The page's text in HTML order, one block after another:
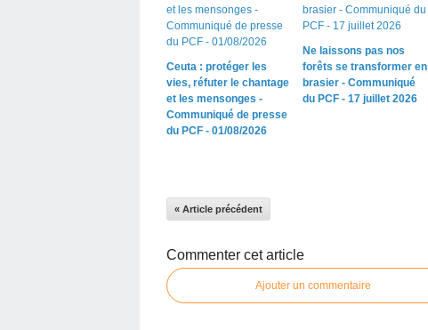
Ceuta : protéger les
vies, réfuter le chantage
et les mensonges -
Communiqué de presse
du PCF - 01/08/2026
Ne laissons pas nos
forêts se transformer en
brasier - Communiqué
du PCF - 17 juillet 2026
« Article précédent
Commenter cet article
Ajouter un commentaire